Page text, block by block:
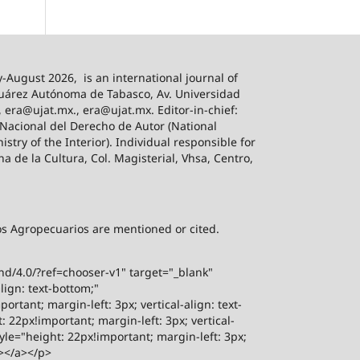
August 2026, is an international journal of
Autónoma de Tabasco, Av. Universidad
era@ujat.mx., era@ujat.mx. Editor-in-chief:
del Derecho de Autor (National
of the Interior). Individual responsible for
de la Cultura, Col. Magisterial, Vhsa, Centro,
Agropecuarios are mentioned or cited.
4.0/?ref=chooser-v1" target="_blank"
text-bottom;"
margin-left: 3px; vertical-align: text-
22px!important; margin-left: 3px; vertical-
22px!important; margin-left: 3px;
a></p>